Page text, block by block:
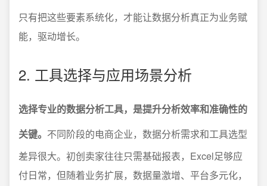
只有把这些要素系统化，才能让数据分析真正为业务赋
能，驱动增长。
2. 工具选择与应用场景分析
选择专业的数据分析工具，是提升分析效率和准确性的
关键。 不同阶段的电商企业，数据分析需求和工具选型
差异很大。初创卖家往往只需基础报表，Excel足够应
付日常，但随着业务扩展，数据量激增、平台多元化，